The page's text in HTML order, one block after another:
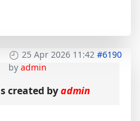
25 Apr 2026 11:42 #6190
by admin
created byadmin